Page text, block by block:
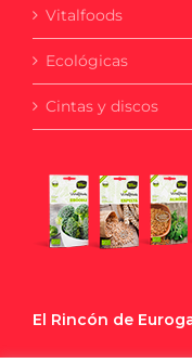
Vitalfoods
Ecológicas
Cintas y discos
El Rincón de